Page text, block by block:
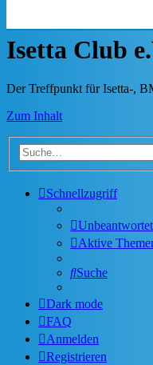
Isetta Club
Der Treffpunkt für Isetta-,
Zum Inhalt
Schnellzugriff
Aktive
Suche
Dark mode
FAQ
Anmelden
Registrieren